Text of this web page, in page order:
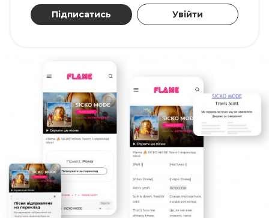
Підписатись Увійти